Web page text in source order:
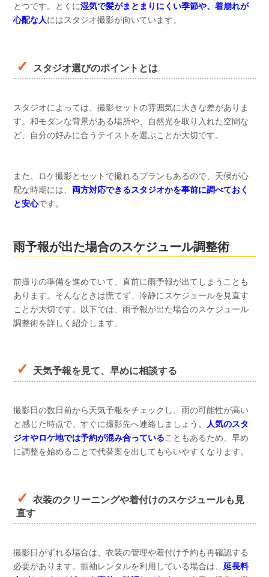
とつです。とくに湿気で髪がまとまりにくい季節や、着崩れが
心配な人にはスタジオ撮影が向いています。
スタジオ選びのポイントとは
スタジオによっては、撮影セットの雰囲気に大きな差がありま
す。和モダンな背景がある場所や、自然光を取り入れた空間な
ど、自分の好みに合うテイストを選ぶことが大切です。
また、ロケ撮影とセットで撮れるプランもあるので、天候が心
配な時期には、 両方対応できるスタジオかを事前に調べておく
と安心です。
雨予報が出た場合のスケジュール調整術
前撮りの準備を進めていて、直前に雨予報が出てしまうことも
あります。そんなときは慌てず、冷静にスケジュールを見直す
ことが大切です。以下では、雨予報が出た場合のスケジュール
調整術を詳しく紹介します。
天気予報を見て、早めに相談する
撮影日の数日前から天気予報をチェックし、雨の可能性が高い
と感じた時点で、すぐに撮影先へ連絡しましょう。
人気のスタ
ジオやロケ地では予約が混み合っていることもあるため、早め
に調整を始めることで代替案を出してもらいやすくなります。
衣装のクリーニングや着付けのスケジュールも見
直す
撮影日がずれる場合は、衣装の管理や着付け予約も再確認する
必要があります。振袖レンタルを利用している場合は、 延長料